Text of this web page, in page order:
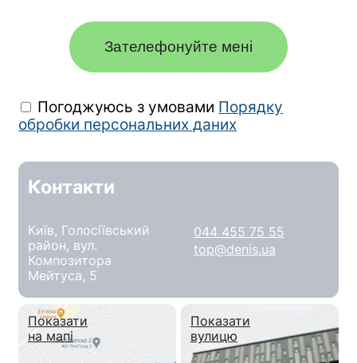
Зателефонуйте мені
Погоджуюсь з умовами Порядку
обробки персональних даних
Контакти
Київ, Голосіївський
район, вул.
Композитора
Мейтуса, 5
044 455 75 55
top@denis.ua
Показати
на мапі
Показати
вулицю